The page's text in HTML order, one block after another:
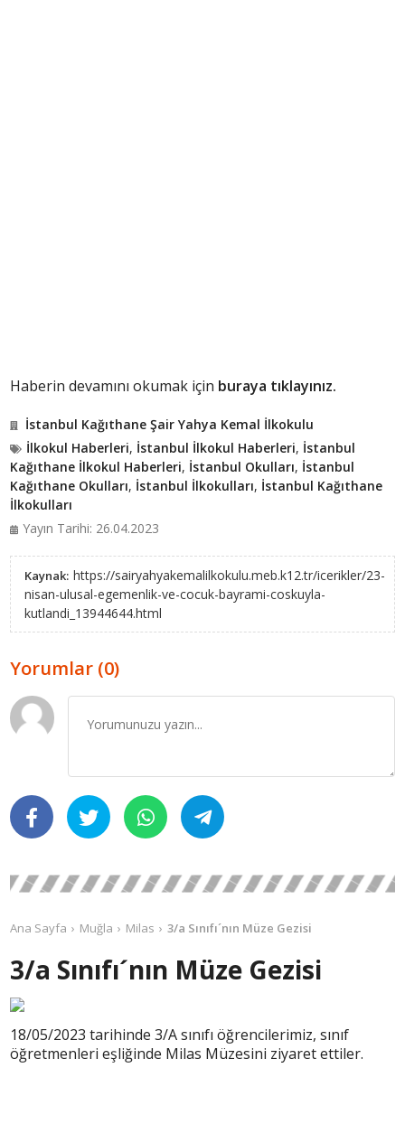
Haberin devamını okumak için buraya tıklayınız.
İstanbul Kağıthane Şair Yahya Kemal İlkokulu
İlkokul Haberleri, İstanbul İlkokul Haberleri, İstanbul
Kağıthane İlkokul Haberleri, İstanbul Okulları, İstanbul
Kağıthane Okulları, İstanbul İlkokulları, İstanbul Kağıthane
İlkokulları
Yayın Tarihi: 26.04.2023
Kaynak: https://sairyahyakemalilkokulu.meb.k12.tr/icerikler/23-
nisan-ulusal-egemenlik-ve-cocuk-bayrami-coskuyla-
kutlandi_13944644.html
Yorumlar (0)
Ana Sayfa Muğla Milas 3/a Sınıfı´nın Müze Gezisi
3/a Sınıfı´nın Müze Gezisi
18/05/2023 tarihinde 3/A sınıfı öğrencilerimiz, sınıf
öğretmenleri eşliğinde Milas Müzesini ziyaret ettiler.